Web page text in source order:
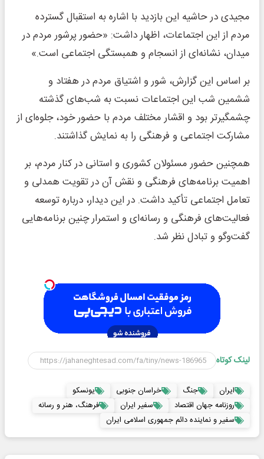
مجیدی در حاشیه این بازدید با اشاره به استقبال گسترده
مردم از این اجتماعات، اظهار داشت: «حضور پرشور مردم در
میدان، نشانه‌ای از انسجام و همبستگی اجتماعی است.»
بر اساس این گزارش، شور و اشتیاق مردم در هفتاد و
ششمین شب این اجتماعات نسبت به شب‌های گذشته
چشمگیرتر بود و اقشار مختلف مردم با حضور خود، جلوه‌ای از
مشارکت اجتماعی و فرهنگی را به نمایش گذاشتند.
همچنین حضور مسئولان کشوری و استانی در کنار مردم، بر
اهمیت برنامه‌های فرهنگی و نقش آن در تقویت همدلی و
تعامل اجتماعی تأکید داشت. در این دیدار، درباره توسعه
فعالیت‌های فرهنگی و رسانه‌ای و استمرار چنین برنامه‌هایی
گفت‌وگو و تبادل نظر شد.
لینک کوتاه
ایران جنگ خراسان جنوبی
یونسکو
روزنامه جهان اقتصاد
سفیر ایران
فرهنگ، هنر و رسانه
سفیر و نماینده دائم جمهوری اسلامی ایران